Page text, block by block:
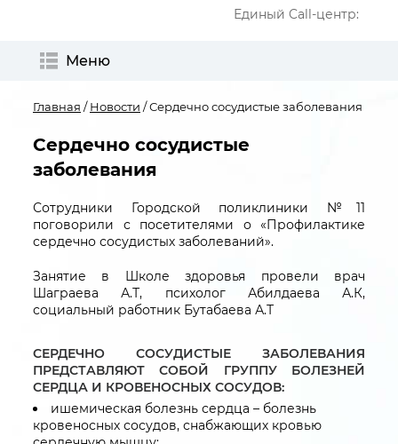
Единый Call-центр:
Меню
Главная /Новости / Сердечно сосудистые заболевания
Сердечно сосудистые
заболевания
Сотрудники Городской поликлиники №11
поговорили с посетителями о «Профилактике
сердечно сосудистых заболеваний».
Занятие в Школе здоровья провели врач
Шаграева А.Т, психолог Абилдаева А.К,
социальный работник Бутабаева А.Т
СЕРДЕЧНО СОСУДИСТЫЕ ЗАБОЛЕВАНИЯ
ПРЕДСТАВЛЯЮТ СОБОЙ ГРУППУ БОЛЕЗНЕЙ
СЕРДЦА И КРОВЕНОСНЫХ СОСУДОВ:
ишемическая болезнь сердца – болезнь
кровеносных сосудов, снабжающих кровью